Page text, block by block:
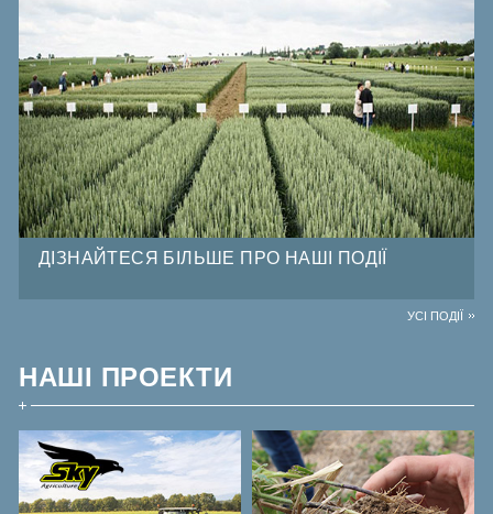
ДІЗНАЙТЕСЯ БІЛЬШЕ ПРО НАШІ ПОДІЇ
УСІ ПОДІЇ
НАШІ ПРОЕКТИ